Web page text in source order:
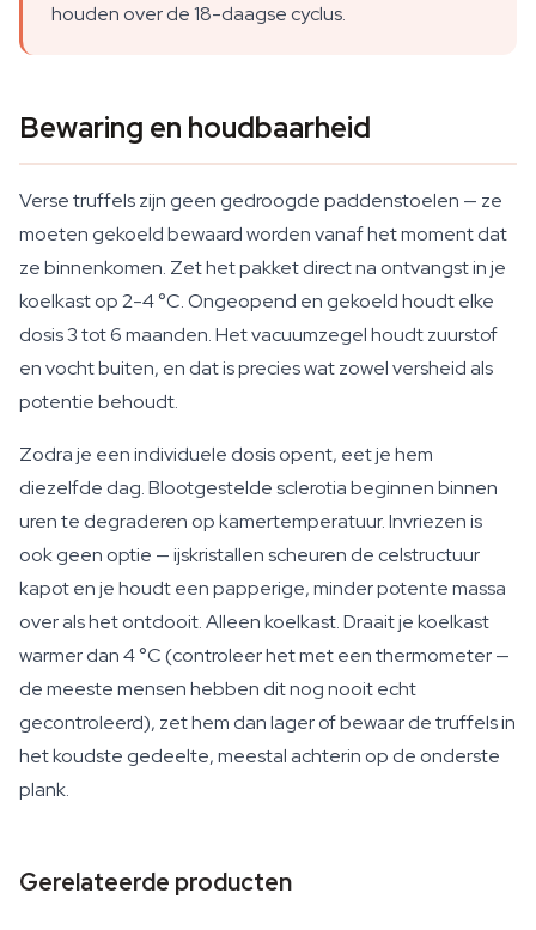
houden over de 18-daagse cyclus.
Bewaring en houdbaarheid
Verse truffels zijn geen gedroogde paddenstoelen — ze
moeten gekoeld bewaard worden vanaf het moment dat
ze binnenkomen. Zet het pakket direct na ontvangst in je
koelkast op 2-4 °C. Ongeopend en gekoeld houdt elke
dosis 3 tot 6 maanden. Het vacuumzegel houdt zuurstof
en vocht buiten, en dat is precies wat zowel versheid als
potentie behoudt.
Zodra je een individuele dosis opent, eet je hem
diezelfde dag. Blootgestelde sclerotia beginnen binnen
uren te degraderen op kamertemperatuur. Invriezen is
ook geen optie — ijskristallen scheuren de celstructuur
kapot en je houdt een papperige, minder potente massa
over als het ontdooit. Alleen koelkast. Draait je koelkast
warmer dan 4 °C (controleer het met een thermometer —
de meeste mensen hebben dit nog nooit echt
gecontroleerd), zet hem dan lager of bewaar de truffels in
het koudste gedeelte, meestal achterin op de onderste
plank.
Gerelateerde producten